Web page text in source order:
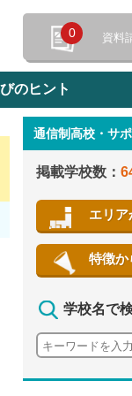
0 資料
のヒント
通信制高校・サ
掲載学校数：
エリ
特徴か
学校名で